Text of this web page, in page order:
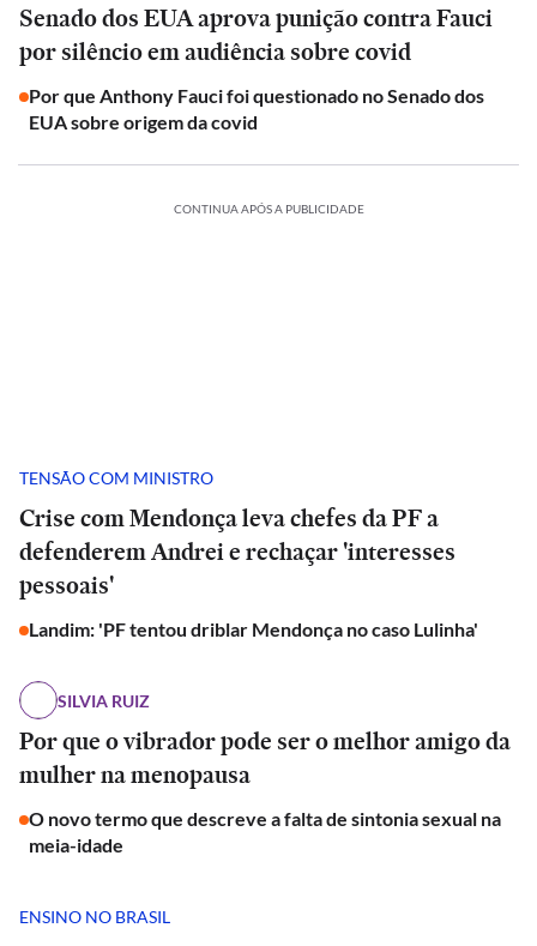
Senado dos EUA aprova punição contra Fauci
por silêncio em audiência sobre covid
Por que Anthony Fauci foi questionado no Senado dos
EUA sobre origem da covid
CONTINUA APÓS A PUBLICIDADE
TENSÃO COM MINISTRO
Crise com Mendonça leva chefes da PF a
defenderem Andrei e rechaçar 'interesses
pessoais'
Landim: 'PF tentou driblar Mendonça no caso Lulinha'
SILVIA RUIZ
Por que o vibrador pode ser o melhor amigo da
mulher na menopausa
O novo termo que descreve a falta de sintonia sexual na
meia-idade
ENSINO NO BRASIL